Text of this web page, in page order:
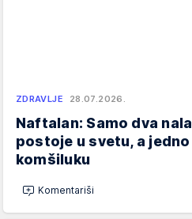
ZDRAVLJE 28.07.2026.
Naftalan: Samo dva
postoje u svetu, a
komšiluku
Komentariši